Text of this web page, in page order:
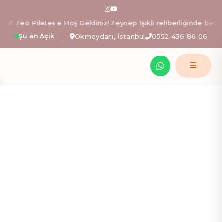
Zeo Pilates: İstanbul
Zeynep Işıklı yönetimindeki Zeo Pilates
Pilates'e Hoş Geldiniz! Zeynep Işıklı rehberliğinde
Şu an Açık Okmeydanı, İstanbul 0552 436 86 06